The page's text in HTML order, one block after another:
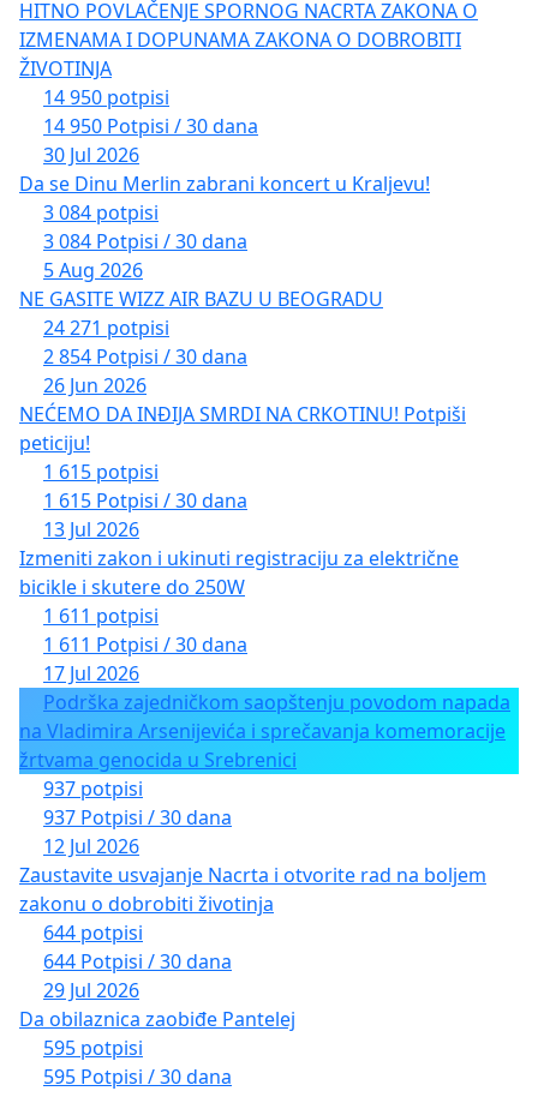
HITNO POVLAČENJE SPORNOG NACRTA ZAKONA O
IZMENAMA I DOPUNAMA ZAKONA O DOBROBITI
ŽIVOTINJA
14 950 potpisi
14 950 Potpisi / 30 dana
30 Jul 2026
Da se Dinu Merlin zabrani koncert u Kraljevu!
3 084 potpisi
3 084 Potpisi / 30 dana
5 Aug 2026
NE GASITE WIZZ AIR BAZU U BEOGRADU
24 271 potpisi
2 854 Potpisi / 30 dana
26 Jun 2026
NEĆEMO DA INĐIJA SMRDI NA CRKOTINU! Potpiši
peticiju!
1 615 potpisi
1 615 Potpisi / 30 dana
13 Jul 2026
Izmeniti zakon i ukinuti registraciju za električne
bicikle i skutere do 250W
1 611 potpisi
1 611 Potpisi / 30 dana
17 Jul 2026
Podrška zajedničkom saopštenju povodom napada
na Vladimira Arsenijevića i sprečavanja komemoracije
žrtvama genocida u Srebrenici
937 potpisi
937 Potpisi / 30 dana
12 Jul 2026
Zaustavite usvajanje Nacrta i otvorite rad na boljem
zakonu o dobrobiti životinja
644 potpisi
644 Potpisi / 30 dana
29 Jul 2026
Da obilaznica zaobiđe Pantelej
595 potpisi
595 Potpisi / 30 dana